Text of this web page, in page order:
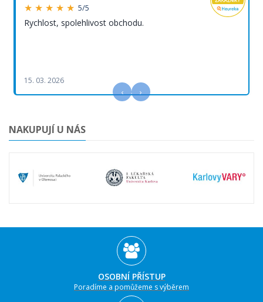
★ ★ ★ ★ ★ 5/5
Rychlost, spolehlivost obchodu.
15. 03. 2026
‹ ›
NAKUPUJÍ U NÁS
OSOBNÍ PŘÍSTUP
Poradíme a pomůžeme s výběrem